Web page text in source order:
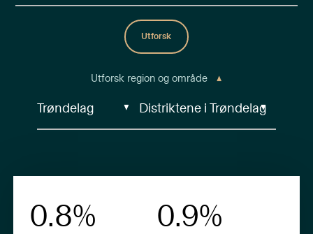
Utforsk
Utforsk region og område
0.8% 0.9%